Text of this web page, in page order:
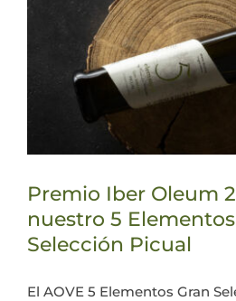
Premio Iber Oleum
nuestro 5
Selección Picual
El AOVE 5 Elementos Gran